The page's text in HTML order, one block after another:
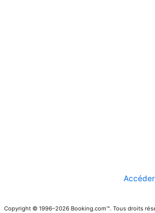
Copyright © 1996–2026 Booking.com™. Tous droits